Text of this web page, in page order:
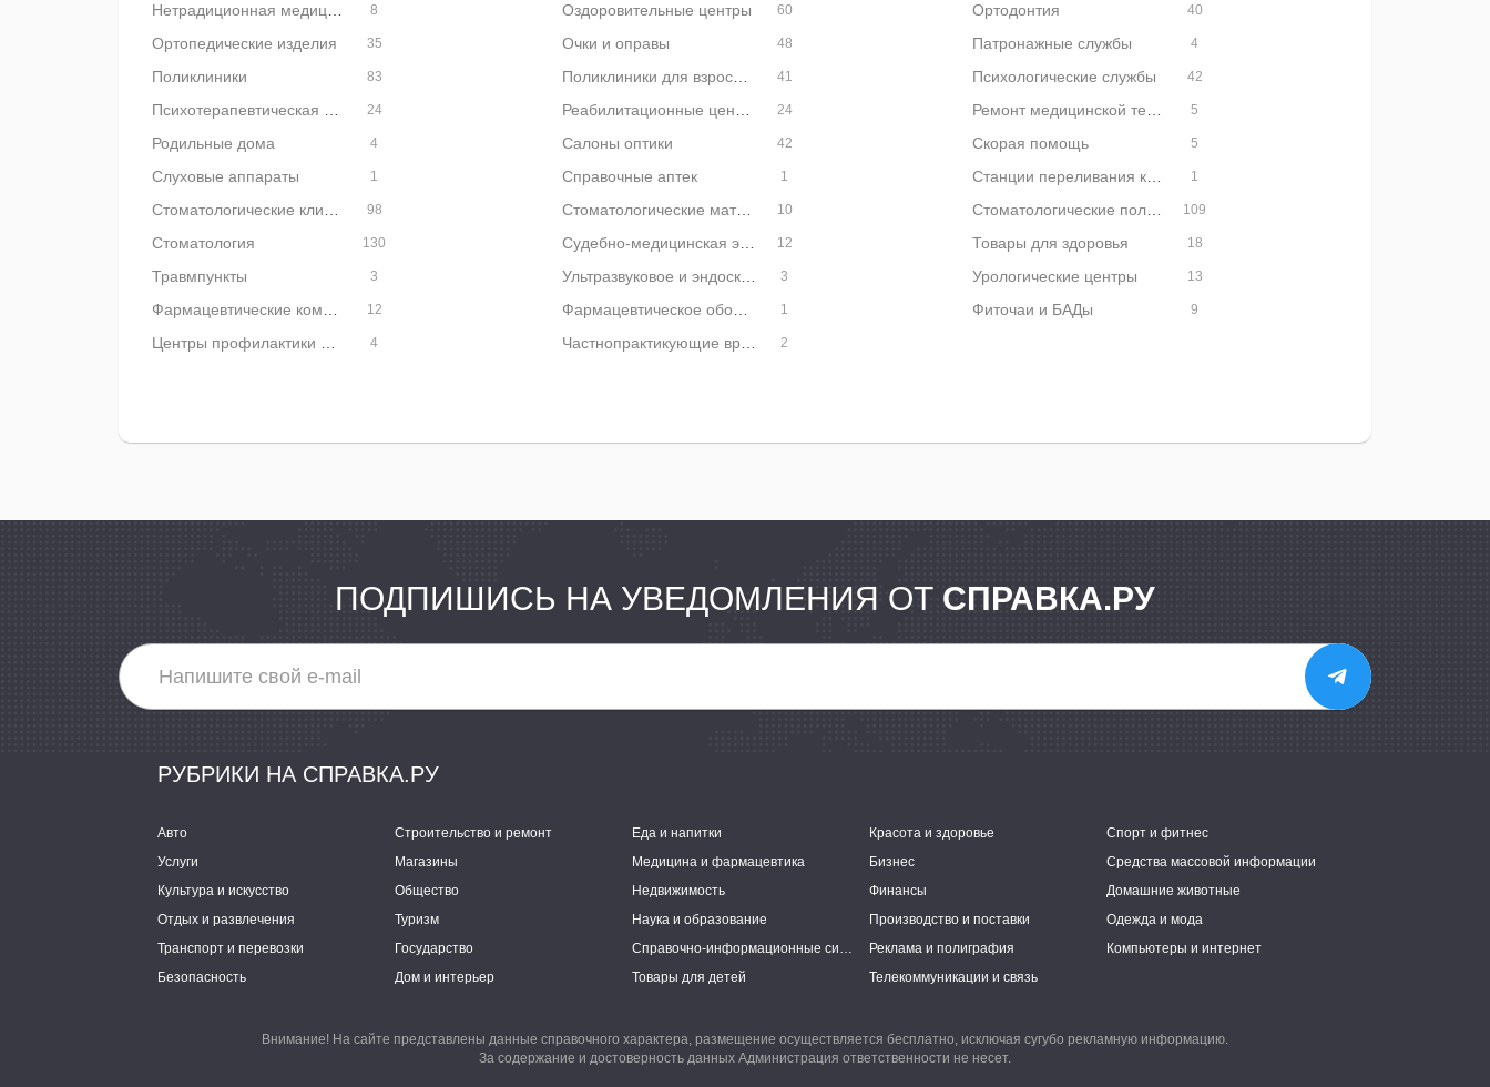
8 Оздоровительные центры 60 Ортодонтия 40
Ортопедические изделия 35 Очки и оправы 48 Патронажные службы 4
Поликлиники 83 Поликлиники для взрослых 41 Психологические службы 42
24 24 5
Родильные дома 4 Салоны оптики 42 Скорая помощь 5
Слуховые аппараты 1 Справочные аптек 1 Станции переливания крови 1
98 Стоматологические материалы и оборудование 10 Стоматологические поликлиники 109
Стоматология 130 Судебно-медицинская экспертиза 12 Товары для здоровья 18
Травмпункты 3 Ультразвуковое и эндоскопическое оборудование 3 Урологические центры 13
12 1 Фиточаи и БАДы 9
4 2
ПОДПИШИСЬ НА УВЕДОМЛЕНИЯ ОТ СПРАВКА.РУ
РУБРИКИ НА СПРАВКА.РУ
Авто Строительство и ремонт Еда и напитки Красота и здоровье
Спорт и фитнес
Услуги
Магазины Медицина и фармацевтика Бизнес
Средства массовой информации
Культура и искусство
Общество Недвижимость Финансы
Домашние животные
Отдых и развлечения
Туризм Наука и образование Производство и поставки
Одежда и мода
Транспорт и перевозки
Государство Справочно-информационные системы Реклама и полиграфия
Компьютеры и интернет
Безопасность
Дом и интерьер Товары для детей Телекоммуникации и связь
Внимание! На сайте представлены данные справочного характера, размещение осуществляется бесплатно, исключая сугубо рекламную информацию.
За содержание и достоверность данных Администрация ответственности не несет.